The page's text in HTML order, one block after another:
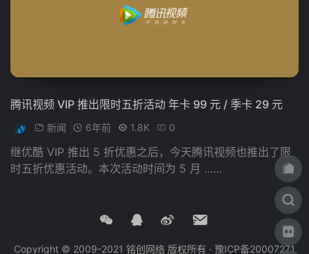
腾讯视频 VIP 推出限时五折活动 年卡 99 元 / 季卡 29 元
新闻 6年前 1.8K 0
继优酷 VIP 推出 5 折优惠之后，今天腾讯视频也推出了限
时五折优惠活动。本次活动时间为 5 月 ……
Copyright © 2009-2021 铭创网络 版权所有 · 豫ICP备20007271